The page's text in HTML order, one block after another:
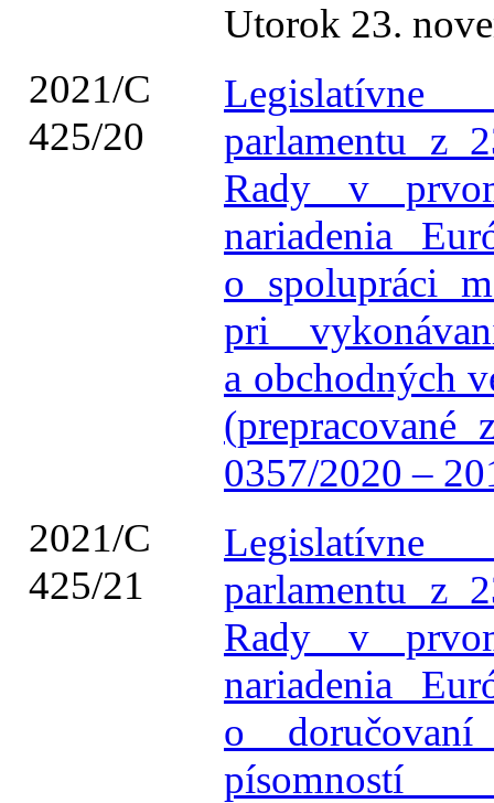
Utorok 23.
2021/C
425/20
parlamentu z
Rady v
nariadenia
o spolupráci
pri
a obchodných
(prepracované
0357/2020 –
2021/C
425/21
parlamentu z
Rady v
nariadenia
o
písomností